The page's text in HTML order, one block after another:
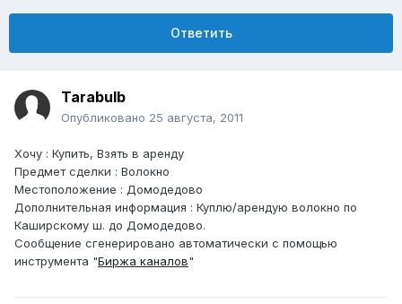
Ответить
Tarabulb
Опубликовано 25 августа, 2011
Хочу : Купить, Взять в аренду
Предмет сделки : Волокно
Местоположение : Домодедово
Дополнительная информация : Куплю/арендую волокно по
Каширскому ш. до Домодедово.
Сообщение сгенерировано автоматически с помощью
инструмента "Биржа каналов"